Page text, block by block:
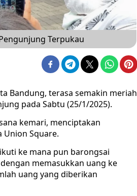
Terpukau
Bandung, terasa semakin meriah
pada Sabtu (25/1/2025).
kemari, menciptakan
Square.
ke mana pun barongsai
memasukkan uang ke
uang yang diberikan